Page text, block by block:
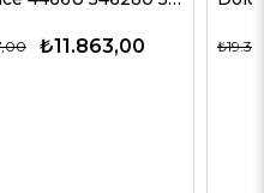
₺12.563,00
₺19.327,00